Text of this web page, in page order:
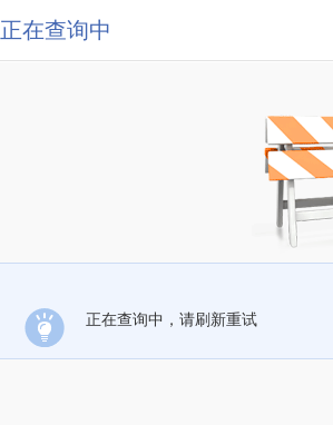
正在查询中
正在查询中，请刷新重试